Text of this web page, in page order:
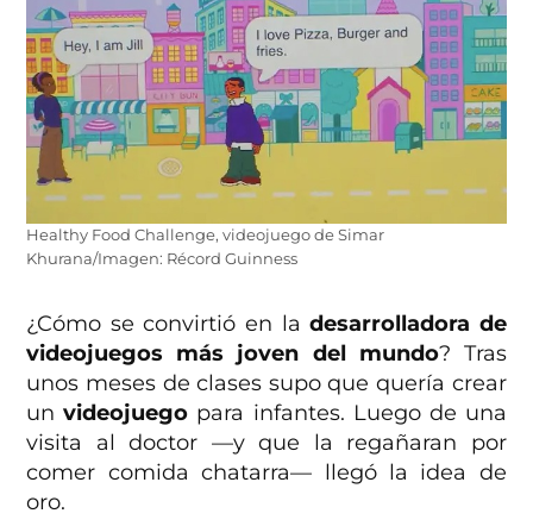
Healthy Food Challenge, videojuego de Simar
Khurana/Imagen: Récord Guinness
¿Cómo se convirtió en ladesarrolladora de
videojuegos más joven del mundo? Tras
unos meses de clases supo que quería crear
unvideojuego para infantes. Luego de una
visita al doctor —y que la regañaran por
comer comida chatarra— llegó la idea de
oro.